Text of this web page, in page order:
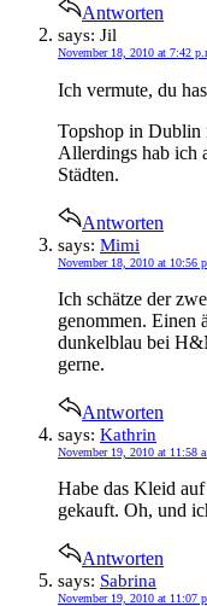
Antworten
says: Jil
November 18, 2010 at 7:42
Ich vermute, du
Topshop in Dublin
Allerdings hab ich
Städten.
Antworten
says: Mimi
November 18, 2010 at 10:56
Ich schätze der
genommen. Einen
dunkelblau bei
gerne.
Antworten
says: Kathrin
November 19, 2010 at 11:58
Habe das Kleid
gekauft. Oh, und
Antworten
says: Sabrina
November 19, 2010 at 11:07